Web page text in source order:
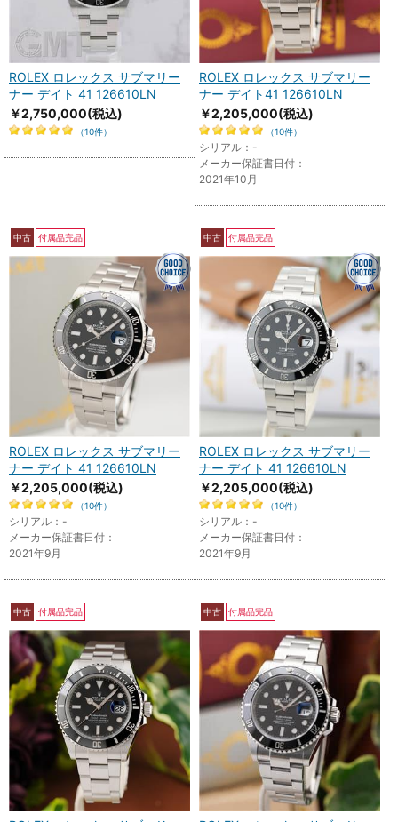
ROLEX ロレックス サブマリー
ナー デイト 41 126610LN
￥2,750,000(税込)
（10件）
ROLEX ロレックス サブマリー
ナー デイト41 126610LN
￥2,205,000(税込)
（10件）
シリアル：-
メーカー保証書日付：
2021年10月
中古 付属品完品
ROLEX ロレックス サブマリー
ナー デイト 41 126610LN
￥2,205,000(税込)
（10件）
シリアル：-
メーカー保証書日付：
2021年9月
中古 付属品完品
ROLEX ロレックス サブマリー
ナー デイト 41 126610LN
￥2,205,000(税込)
（10件）
シリアル：-
メーカー保証書日付：
2021年9月
中古 付属品完品 中古 付属品完品